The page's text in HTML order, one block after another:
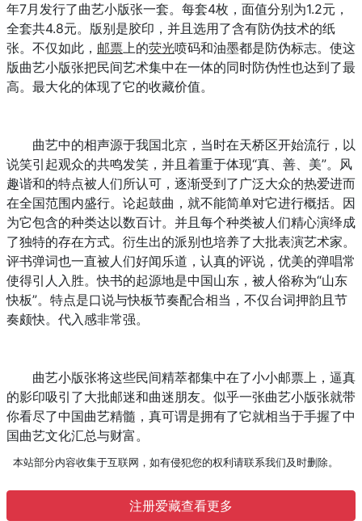
年7月发行了曲艺小版张一套。每套4枚，面值分别为1.2元，
全套共4.8元。版别是胶印，并且选用了含有防伪技术的纸
张。不仅如此， 邮票上的荧光喷码和油墨都是防伪标志。使这
版曲艺小版张把民间艺术集中在一体的同时防伪性也达到了最
高。最大化的体现了它的收藏价值。
曲艺中的相声源于我国北京，当时在天桥区开始流行，以
说笑引起观众的共鸣发笑，并且着重于体现“真、善、美”。风
趣谐和的特点被人们所认可，逐渐受到了广泛大众的热爱进而
在全国范围内盛行。论起鼓曲，就不能简单对它进行概括。因
为它包含的种类达以数百计。并且每个种类被人们精心演绎成
了独特的存在方式。衍生出的派别也培养了大批表演艺术家。
评书弹词也一直被人们好闻乐道，认真的评说，优美的弹唱常
使得引人入胜。快书的起源地是中国山东，被人俗称为“山东
快板”。特点是口说与快板节奏配合相当，不仅台词押韵且节
奏颇快。代入感非常强。
曲艺小版张将这些民间精萃都集中在了小小邮票上，逼真
的影印吸引了大批邮迷和曲迷朋友。似乎一张曲艺小版张就带
你看尽了中国曲艺精髓，真可谓是拥有了它就相当于手握了中
国曲艺文化汇总与财富。
本站部分内容收集于互联网，如有侵犯您的权利请联系我们及时删除。
注册爱藏查看更多